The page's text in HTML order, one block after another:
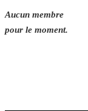
Aucun membre
pour le moment.